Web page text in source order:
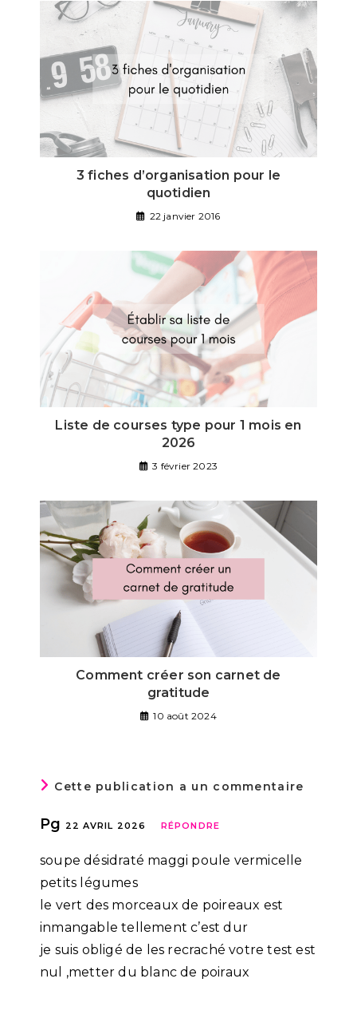
3 fiches d’organisation pour le
quotidien
22 janvier 2016
Liste de courses type pour 1 mois en
2026
3 février 2023
Comment créer son carnet de
gratitude
10 août 2024
Cette publication a un commentaire
Pg 22 AVRIL 2026 RÉPONDRE
soupe désidraté maggi poule vermicelle
petits légumes
le vert des morceaux de poireaux est
inmangable tellement c’est dur
je suis obligé de les recraché votre test est
nul ,metter du blanc de poiraux